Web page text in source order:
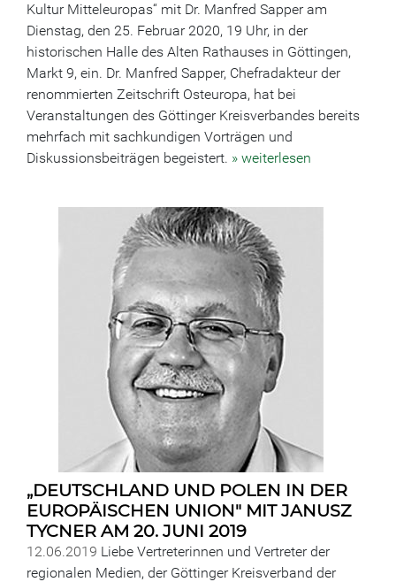
Kultur Mitteleuropas“ mit Dr. Manfred Sapper am
Dienstag, den 25. Februar 2020, 19 Uhr, in der
historischen Halle des Alten Rathauses in Göttingen,
Markt 9, ein. Dr. Manfred Sapper, Chefradakteur der
renommierten Zeitschrift Osteuropa, hat bei
Veranstaltungen des Göttinger Kreisverbandes bereits
mehrfach mit sachkundigen Vorträgen und
Diskussionsbeiträgen begeistert. » weiterlesen
„DEUTSCHLAND UND POLEN IN DER
EUROPÄISCHEN UNION" MIT JANUSZ
TYCNER AM 20. JUNI 2019
12.06.2019 Liebe Vertreterinnen und Vertreter der
regionalen Medien, der Göttinger Kreisverband der